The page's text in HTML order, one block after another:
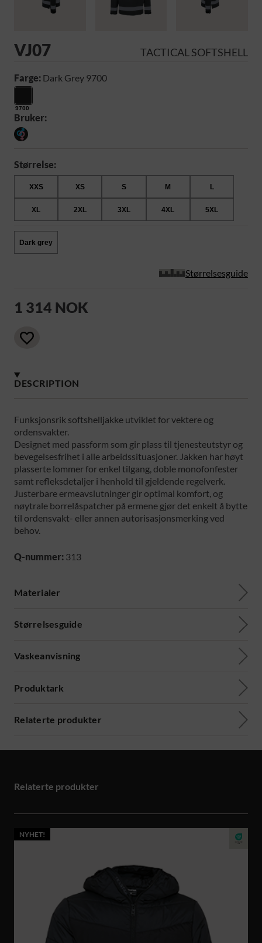
VJ07 TACTICAL SOFTSHELL
Farge: Dark Grey 9700
9700
Bruker:
Størrelse:
XXS XS S M L
XL 2XL 3XL 4XL 5XL
Dark grey
Størrelsesguide
1 314 NOK
DESCRIPTION
Funksjonsrik softshelljakke utviklet for vektere og
ordensvakter.
Designet med passform som gir plass til tjenesteutstyr og
bevegelsesfrihet i alle arbeidssituasjoner. Jakken har høyt
plasserte lommer for enkel tilgang, doble monofonfester
samt refleksdetaljer i henhold til gjeldende regelverk.
Justerbare ermeavslutninger gir optimal komfort, og
nøytrale borrelåspatcher på ermene gjør det enkelt å bytte
til ordensvakt- eller annen autorisasjonsmerking ved
behov.
Q-nummer: 313
Materialer
Størrelsesguide
Vaskeanvisning
Produktark
Relaterte produkter
Relaterte produkter
NYHET!